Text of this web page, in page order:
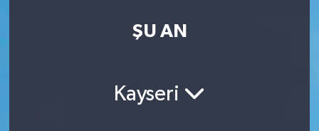
ŞU AN
Kayseri